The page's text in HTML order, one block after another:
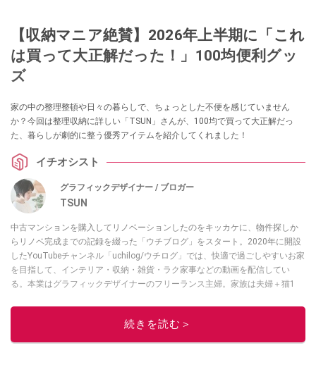
【収納マニア絶賛】2026年上半期に「これ
は買って大正解だった！」100均便利グッ
ズ
家の中の整理整頓や日々の暮らしで、ちょっとした不便を感じていません
か？今回は整理収納に詳しい「TSUN」さんが、100均で買って大正解だっ
た、暮らしが劇的に整う優秀アイテムを紹介してくれました！
イチオシスト
グラフィックデザイナー / ブロガー
TSUN
中古マンションを購入してリノベーションしたのをキッカケに、物件探しか
らリノベ完成までの記録を綴った「ウチブログ」をスタート。2020年に開設
したYouTubeチャンネル「uchilog/ウチログ」では、快適で過ごしやすいお家
を目指して、インテリア・収納・雑貨・ラク家事などの動画を配信してい
る。本業はグラフィックデザイナーのフリーランス主婦。家族は夫婦＋猫1
ノベ人気事例1位
続きを読む＞